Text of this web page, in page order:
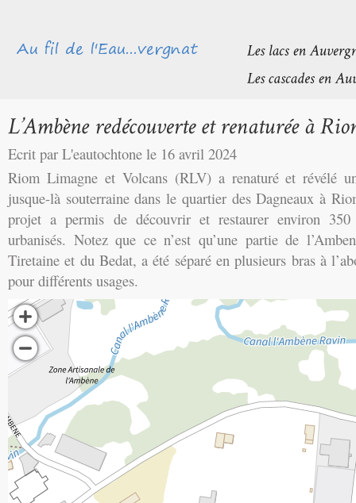
Ecrit par L'eautochtone le 16 avril 2024
Riom Limagne et Volcans (RLV) a renaturé et révélé
jusque-là souterraine dans le quartier des Dagneaux à
projet a permis de découvrir et restaurer environ 350
urbanisés. Notez que ce n’est qu’une partie de
Tiretaine et du Bedat, a été séparé en plusieurs bras à
pour différents usages.